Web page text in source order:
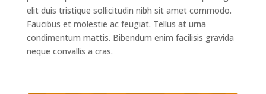
elit duis tristique sollicitudin nibh sit amet commodo.
Faucibus et molestie ac feugiat. Tellus at urna
condimentum mattis. Bibendum enim facilisis gravida
neque convallis a cras.